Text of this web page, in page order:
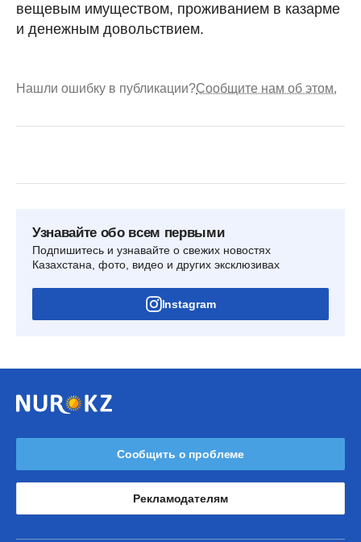
вещевым имуществом, проживанием в казарме
и денежным довольствием.
Нашли ошибку в публикации?Сообщите нам об этом.
Узнавайте обо всем первыми
Подпишитесь и узнавайте о свежих новостях
Казахстана, фото, видео и других эксклюзивах
Instagram
Сообщить о проблеме
Рекламодателям